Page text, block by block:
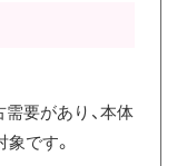
要があり、本体
です。